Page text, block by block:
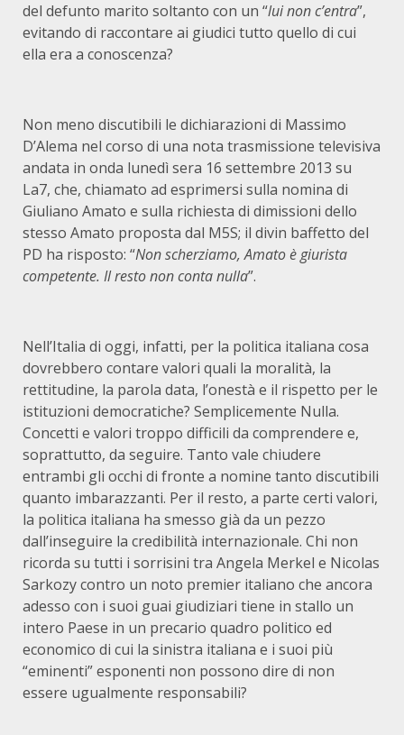
del defunto marito soltanto con un “lui non c’entra”,
evitando di raccontare ai giudici tutto quello di cui
ella era a conoscenza?
Non meno discutibili le dichiarazioni di Massimo
D’Alema nel corso di una nota trasmissione televisiva
andata in onda lunedì sera 16 settembre 2013 su
La7, che, chiamato ad esprimersi sulla nomina di
Giuliano Amato e sulla richiesta di dimissioni dello
stesso Amato proposta dal M5S; il divin baffetto del
PD ha risposto: “Non scherziamo, Amato è giurista
competente. Il resto non conta nulla”.
Nell’Italia di oggi, infatti, per la politica italiana cosa
dovrebbero contare valori quali la moralità, la
rettitudine, la parola data, l’onestà e il rispetto per le
istituzioni democratiche? Semplicemente Nulla.
Concetti e valori troppo difficili da comprendere e,
soprattutto, da seguire. Tanto vale chiudere
entrambi gli occhi di fronte a nomine tanto discutibili
quanto imbarazzanti. Per il resto, a parte certi valori,
la politica italiana ha smesso già da un pezzo
dall’inseguire la credibilità internazionale. Chi non
ricorda su tutti i sorrisini tra Angela Merkel e Nicolas
Sarkozy contro un noto premier italiano che ancora
adesso con i suoi guai giudiziari tiene in stallo un
intero Paese in un precario quadro politico ed
economico di cui la sinistra italiana e i suoi più
“eminenti” esponenti non possono dire di non
essere ugualmente responsabili?